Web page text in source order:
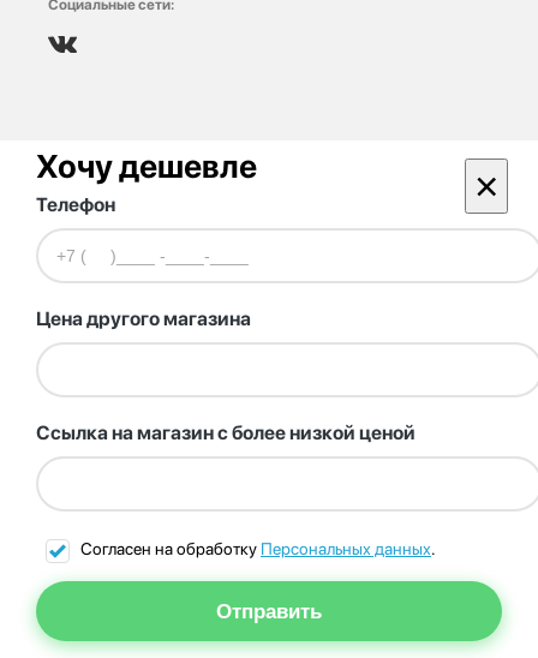
Социальные сети:
Хочу дешевле ×
Телефон
Цена другого магазина
Ссылка на магазин с более низкой ценой
Согласен на обработку Персональных данных.
Отправить